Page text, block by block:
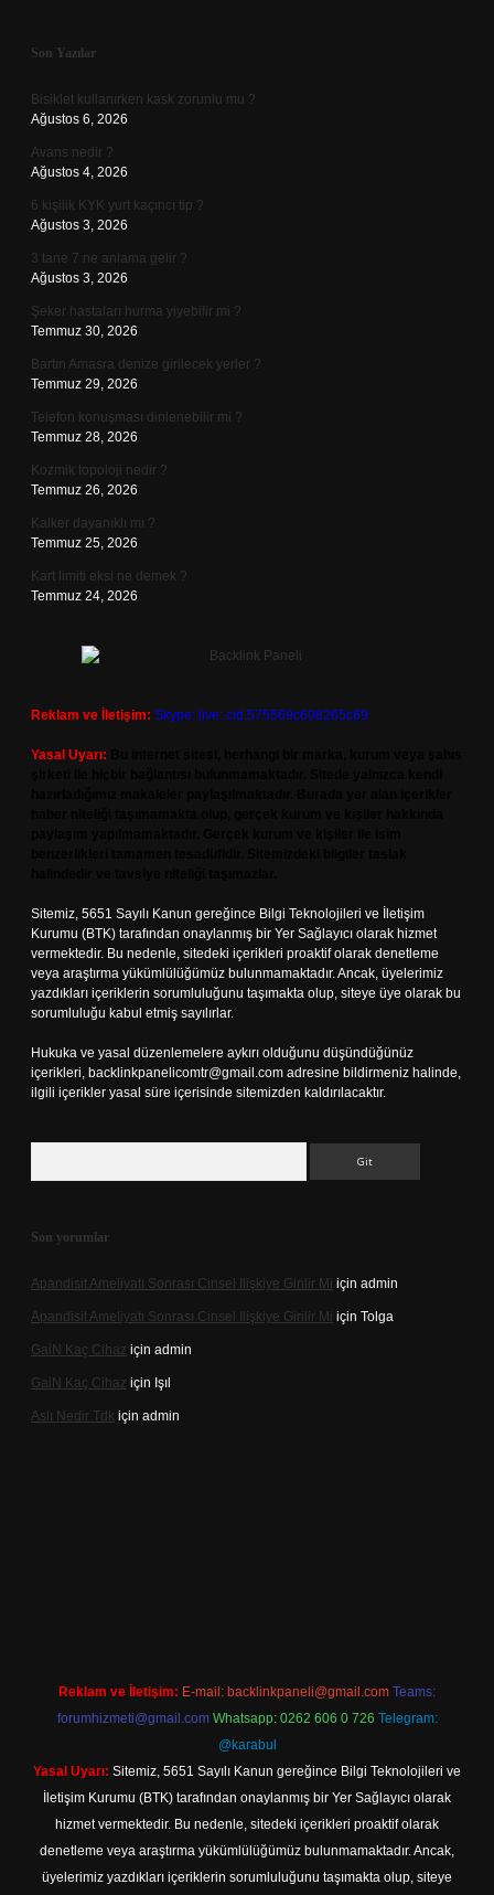
Sidebar
Son Yazılar
Bisiklet kullanırken kask zorunlu mu ?
Ağustos 6, 2026
Avans nedir ?
Ağustos 4, 2026
6 kişilik KYK yurt kaçıncı tip ?
Ağustos 3, 2026
3 tane 7 ne anlama gelir ?
Ağustos 3, 2026
Şeker hastaları hurma yiyebilir mi ?
Temmuz 30, 2026
Bartın Amasra denize girilecek yerler ?
Temmuz 29, 2026
Telefon konuşması dinlenebilir mi ?
Temmuz 28, 2026
Kozmik topoloji nedir ?
Temmuz 26, 2026
Kalker dayanıklı mı ?
Temmuz 25, 2026
Kart limiti eksi ne demek ?
Temmuz 24, 2026
Reklam ve İletişim: Skype: live:.cid.575569c608265c69
Yasal Uyarı:
Sitemiz, 5651 Sayılı Kanun gereğince Bilgi Teknolojileri ve İletişim
Kurumu (BTK) tarafından onaylanmış bir Yer Sağlayıcı olarak hizmet
vermektedir. Bu nedenle, sitedeki içerikleri proaktif olarak denetleme
veya araştırma yükümlülüğümüz bulunmamaktadır. Ancak, üyelerimiz
yazdıkları içeriklerin sorumluluğunu taşımakta olup, siteye üye olarak bu
sorumluluğu kabul etmiş sayılırlar.
Hukuka ve yasal düzenlemelere aykırı olduğunu düşündüğünüz
içerikleri, backlinkpanelicomtr@gmail.com adresine bildirmeniz halinde,
ilgili içerikler yasal süre içerisinde sitemizden kaldırılacaktır.
Son yorumlar
Apandisit Ameliyatı Sonrası Cinsel Ilişkiye Girilir Mi için admin
Apandisit Ameliyatı Sonrası Cinsel Ilişkiye Girilir Mi için Tolga
Gai̇N Kaç Cihaz için admin
Gai̇N Kaç Cihaz için Işıl
Aslı Nedir Tdk için admin
Reklam ve İletişim: E-mail: backlinkpaneli@gmail.com Teams:
forumhizmeti@gmail.com Whatsapp: 0262 606 0 726 Telegram:
@karabul
Yasal Uyarı: Sitemiz, 5651 Sayılı Kanun gereğince Bilgi Teknolojileri ve
İletişim Kurumu (BTK) tarafından onaylanmış bir Yer Sağlayıcı olarak
hizmet vermektedir. Bu nedenle, sitedeki içerikleri proaktif olarak
denetleme veya araştırma yükümlülüğümüz bulunmamaktadır. Ancak,
üyelerimiz yazdıkları içeriklerin sorumluluğunu taşımakta olup, siteye